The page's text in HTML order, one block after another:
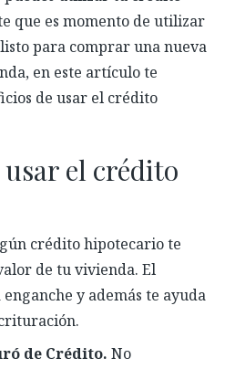
que es momento de utilizar
para compraruna nueva
en este artículo te
de usar el crédito
el crédito
crédito hipotecario te
de tu vivienda. El
y además te ayuda
.
de Crédito. No